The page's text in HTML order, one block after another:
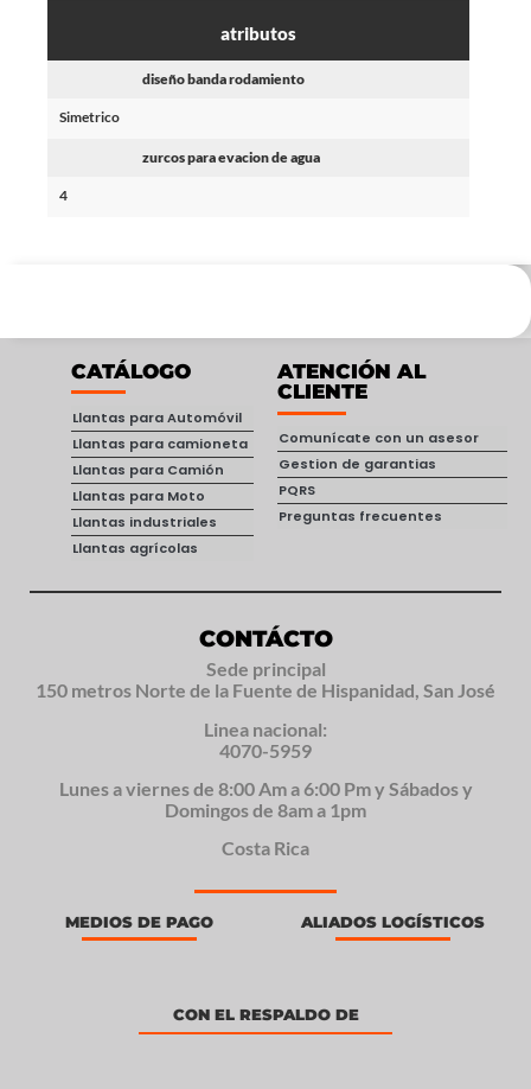
atributos
diseño banda rodamiento
Simetrico
zurcos para evacion de agua
4
CATÁLOGO
Llantas para Automóvil
Llantas para camioneta
Llantas para Camión
Llantas para Moto
Llantas industriales
Llantas agrícolas
ATENCIÓN AL
CLIENTE
Comunícate con un asesor
Gestion de garantias
PQRS
Preguntas frecuentes
CONTÁCTO
Sede principal
150 metros Norte de la Fuente de Hispanidad, San José
Linea nacional:
4070-5959
Lunes a viernes de 8:00 Am a 6:00 Pm y Sábados y
Domingos de 8am a 1pm
Costa Rica
MEDIOS DE PAGO ALIADOS LOGÍSTICOS
CON EL RESPALDO DE